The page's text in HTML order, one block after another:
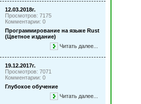
12.03.2018г.
Просмотров: 7175
Комментарии: 0
Программирование на языке Rust
(Цветное издание)
Читать далее...
19.12.2017г.
Просмотров: 7071
Комментарии: 0
Глубокое обучение
Читать далее...